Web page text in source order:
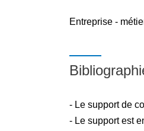
Expectation),
être en capacité
en entretien de
Entreprise -
- Le support de
- Le support est